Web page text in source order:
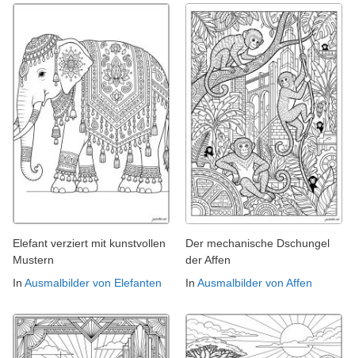
Elefant verziert mit kunstvollen
Mustern
In Ausmalbilder von Elefanten
Der mechanische Dschungel
der Affen
In Ausmalbilder von Affen